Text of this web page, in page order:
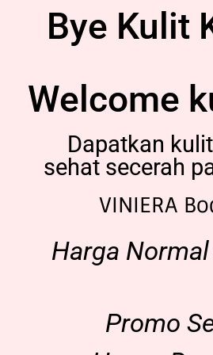
Bye Kulit
Welcome
Dapatkan
sehat secerah
VINIERA
Harga
Promo